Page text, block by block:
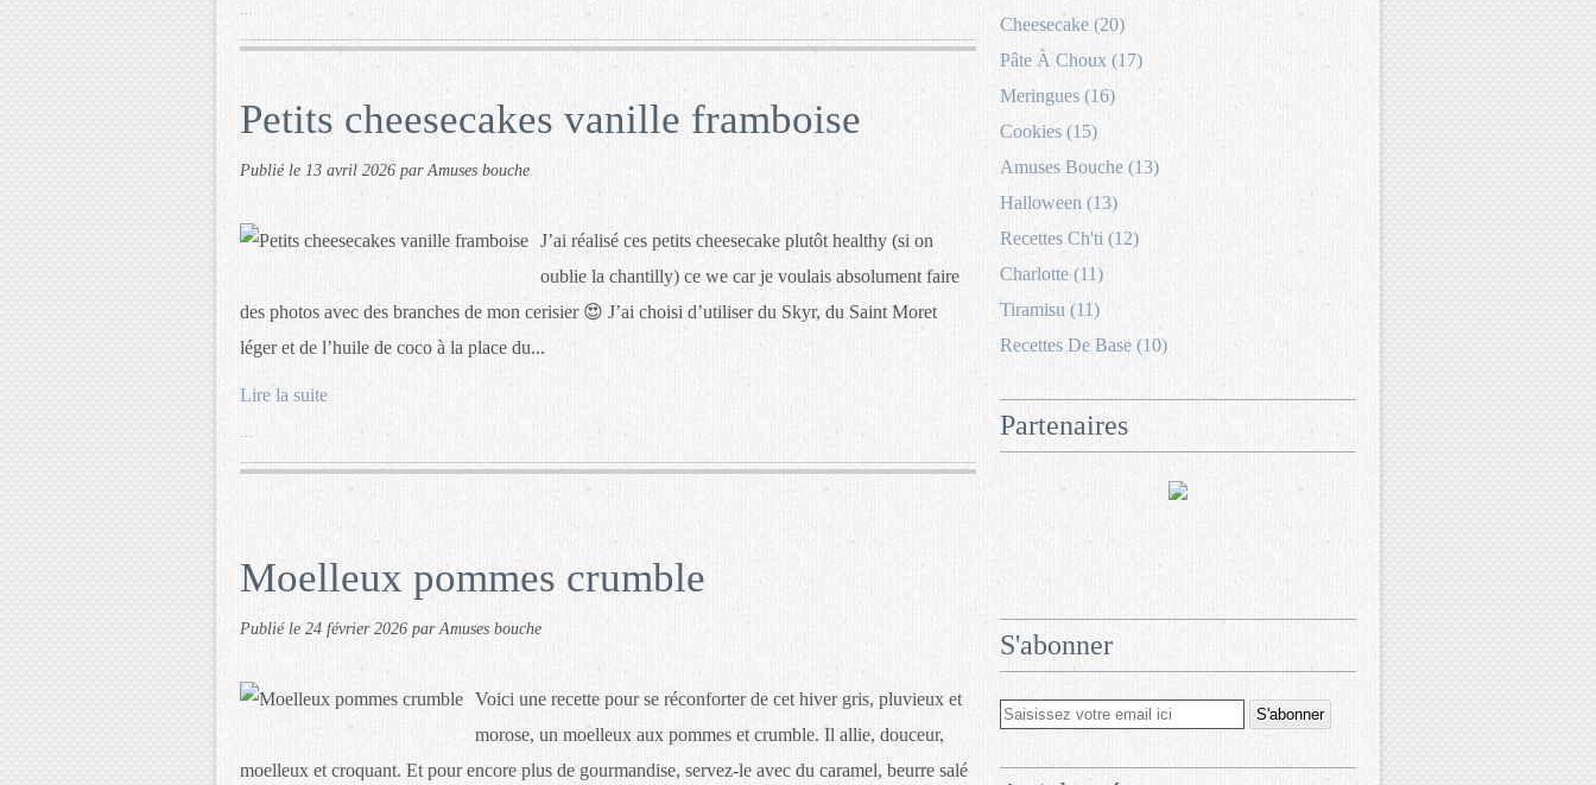
Petits cheesecakes vanille framboise
Publié le 13 avril 2026 par Amuses bouche
J’ai réalisé ces petits cheesecake plutôt healthy (si on
oublie la chantilly) ce we car je voulais absolument faire
des photos avec des branches de mon cerisier 😍 J’ai choisi d’utiliser du Skyr, du Saint Moret
léger et de l’huile de coco à la place du...
Lire la suite
Moelleux pommes crumble
Publié le 24 février 2026 par Amuses bouche
Voici une recette pour se réconforter de cet hiver gris, pluvieux et
morose, un moelleux aux pommes et crumble. Il allie, douceur,
moelleux et croquant. Et pour encore plus de gourmandise, servez-le avec du caramel, beurre salé
Cheesecake (20)
Pâte À Choux (17)
Meringues (16)
Cookies (15)
Amuses Bouche (13)
Halloween (13)
Recettes Ch'ti (12)
Charlotte (11)
Tiramisu (11)
Recettes De Base (10)
Partenaires
S'abonner